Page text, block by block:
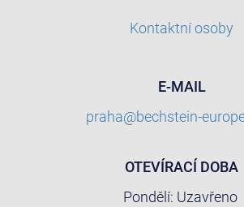
Kontaktní osoby
E-MAIL
praha@bechstein-
OTEVÍRACÍ DOBA
Pondělí: Uzavřeno